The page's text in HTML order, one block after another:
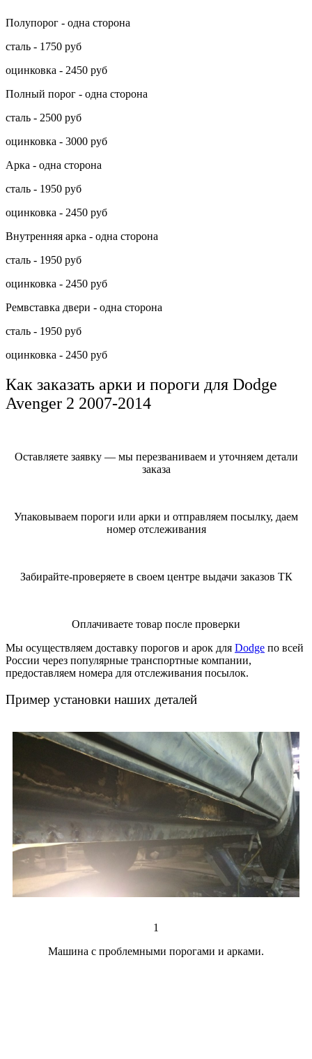
Полупорог - одна сторона
сталь - 1750 руб
оцинковка - 2450 руб
Полный порог - одна сторона
сталь - 2500 руб
оцинковка - 3000 руб
Арка - одна сторона
сталь - 1950 руб
оцинковка - 2450 руб
Внутренняя арка - одна сторона
сталь - 1950 руб
оцинковка - 2450 руб
Ремвставка двери - одна сторона
сталь - 1950 руб
оцинковка - 2450 руб
Как заказать арки и пороги для Dodge
Avenger 2 2007-2014
Оставляете заявку — мы перезваниваем и уточняем детали
заказа
Упаковываем пороги или арки и отправляем посылку, даем
номер отслеживания
Забирайте-проверяете в своем центре выдачи заказов ТК
Оплачиваете товар после проверки
Мы осуществляем доставку порогов и арок для Dodge по всей
России через популярные транспортные компании,
предоставляем номера для отслеживания посылок.
Пример установки наших деталей
1
Машина с проблемными порогами и арками.